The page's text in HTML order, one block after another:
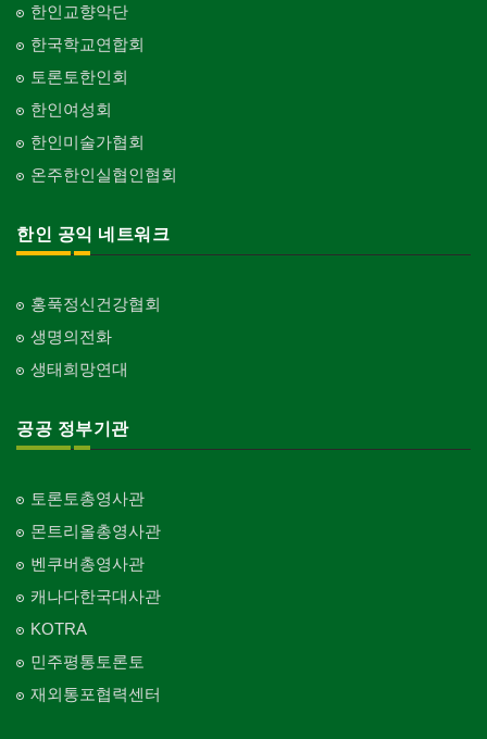
한인교향악단
한국학교연합회
토론토한인회
한인여성회
한인미술가협회
온주한인실협인협회
한인 공익 네트워크
홍푹정신건강협회
생명의전화
생태희망연대
공공 정부기관
토론토총영사관
몬트리올총영사관
벤쿠버총영사관
캐나다한국대사관
KOTRA
민주평통토론토
재외통포협력센터